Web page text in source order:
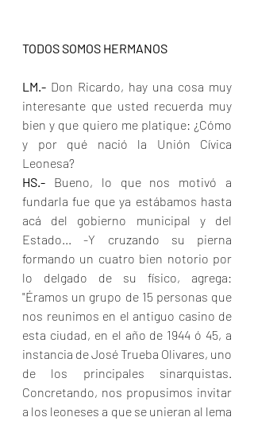
TODOS SOMOS HERMANOS
LM.- Don Ricardo, hay una cosa muy
interesante que usted recuerda muy
bien y que quiero me platique: ¿Cómo
y por qué nació la Unión Cívica
Leonesa?
HS.- Bueno, lo que nos motivó a
fundarla fue que ya estábamos hasta
acá del gobierno municipal y del
Estado... -Y cruzando su pierna
formando un cuatro bien notorio por
lo delgado de su físico, agrega:
"Éramos un grupo de 15 personas que
nos reunimos en el antiguo casino de
esta ciudad, en el año de 1944 ó 45, a
instancia de José Trueba Olivares, uno
de los principales sinarquistas.
Concretando, nos propusimos invitar
a los leoneses a que se unieran al lema